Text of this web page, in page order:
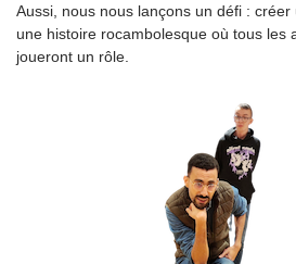
Aussi, nous nous lançons un défi : créer
une histoire rocambolesque où tous les
joueront un rôle.